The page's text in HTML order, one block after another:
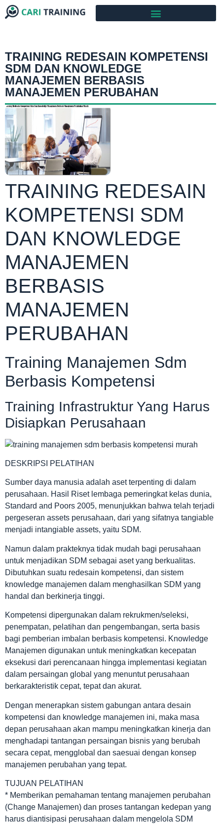
TRAINING REDESAIN KOMPETENSI
SDM DAN KNOWLEDGE
MANAJEMEN BERBASIS
MANAJEMEN PERUBAHAN
TRAINING REDESAIN
KOMPETENSI SDM
DAN KNOWLEDGE
MANAJEMEN
BERBASIS
MANAJEMEN
PERUBAHAN
Training Manajemen Sdm
Berbasis Kompetensi
Training Infrastruktur Yang Harus
Disiapkan Perusahaan
DESKRIPSI PELATIHAN
Sumber daya manusia adalah aset terpenting di dalam
perusahaan. Hasil Riset lembaga pemeringkat kelas dunia,
Standard and Poors 2005, menunjukkan bahwa telah terjadi
pergeseran assets perusahaan, dari yang sifatnya tangiable
menjadi intangiable assets, yaitu SDM.
Namun dalam prakteknya tidak mudah bagi perusahaan
untuk menjadikan SDM sebagai aset yang berkualitas.
Dibutuhkan suatu redesain kompetensi, dan sistem
knowledge manajemen dalam menghasilkan SDM yang
handal dan berkinerja tinggi.
Kompetensi dipergunakan dalam rekrukmen/seleksi,
penempatan, pelatihan dan pengembangan, serta basis
bagi pemberian imbalan berbasis kompetensi. Knowledge
Manajemen digunakan untuk meningkatkan kecepatan
eksekusi dari perencanaan hingga implementasi kegiatan
dalam persaingan global yang menuntut perusahaan
berkarakteristik cepat, tepat dan akurat.
Dengan menerapkan sistem gabungan antara desain
kompetensi dan knowledge manajemen ini, maka masa
depan perusahaan akan mampu meningkatkan kinerja dan
menghadapi tantangan persaingan bisnis yang berubah
secara cepat, mengglobal dan saesuai dengan konsep
manajemen perubahan yang tepat.
TUJUAN PELATIHAN
* Memberikan pemahaman tentang manajemen perubahan
(Change Manajemen) dan proses tantangan kedepan yang
harus diantisipasi perusahaan dalam mengelola SDM